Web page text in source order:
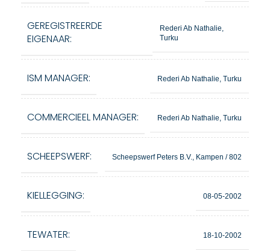
GEREGISTREERDE
EIGENAAR:
Rederi Ab Nathalie,
Turku
ISM MANAGER: Rederi Ab Nathalie, Turku
COMMERCIEEL MANAGER: Rederi Ab Nathalie, Turku
SCHEEPSWERF: Scheepswerf Peters B.V., Kampen / 802
KIELLEGGING: 08-05-2002
TEWATER: 18-10-2002